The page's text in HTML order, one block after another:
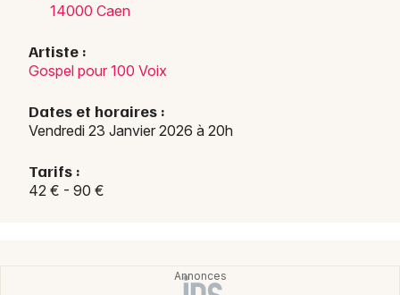
14000 Caen
Artiste :
Gospel pour 100 Voix
Dates et horaires :
Vendredi 23 Janvier 2026 à 20h
Tarifs :
42 € - 90 €